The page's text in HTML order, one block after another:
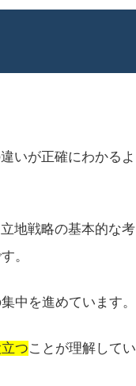
いが正確にわかるよ
地戦略の基本的な考
。
中を進めています。
つことが理解してい